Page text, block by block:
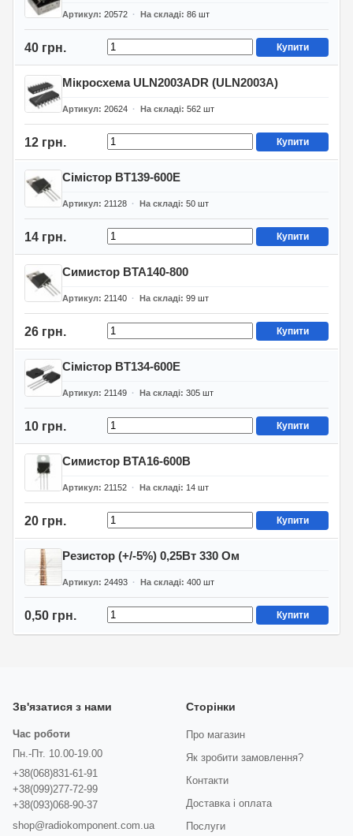
Артикул 20572 На складі 86 шт
40 грн. Купити
Мікросхема ULN2003ADR (ULN2003A)
Артикул 20624 На складі 562 шт
12 грн. Купити
Сімістор BT139-600E
Артикул 21128 На складі 50 шт
14 грн. Купити
Симистор BTA140-800
Артикул 21140 На складі 99 шт
26 грн. Купити
Сімістор BT134-600E
Артикул 21149 На складі 305 шт
10 грн. Купити
Симистор BTA16-600B
Артикул 21152 На складі 14 шт
20 грн. Купити
Резистор (+/-5%) 0,25Вт 330 Ом
Артикул 24493 На складі 400 шт
0,50 грн. Купити
Зв'язатися з нами
Час роботи
Пн.-Пт. 10.00-19.00
+38(068)831-61-91
+38(099)277-72-99
+38(093)068-90-37
shop@radiokomponent.com.ua
Сторінки
Про магазин
Як зробити замовлення?
Контакти
Доставка і оплата
Послуги